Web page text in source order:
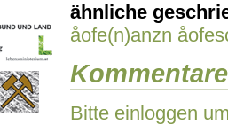
ähnliche
åofe(n)anzn
Kommentare
Bitte einloggen